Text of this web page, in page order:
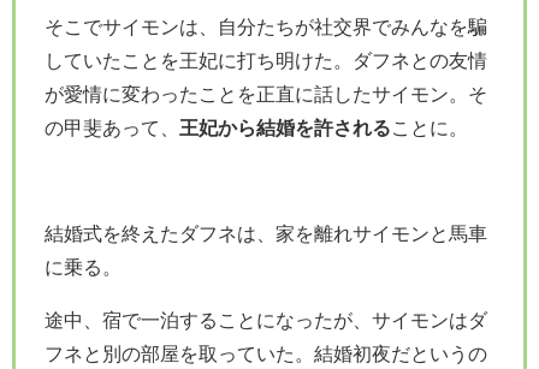
そこでサイモンは、自分たちが社交界でみんなを騙
していたことを王妃に打ち明けた。ダフネとの友情
が愛情に変わったことを正直に話したサイモン。そ
の甲斐あって、 王妃から結婚を許される ことに。
結婚式を終えたダフネは、家を離れサイモンと馬車
に乗る。
途中、宿で一泊することになったが、サイモンはダ
フネと別の部屋を取っていた。 結婚初夜だというの